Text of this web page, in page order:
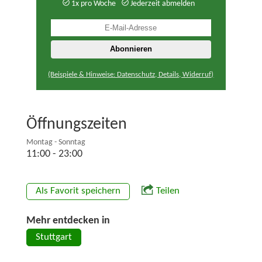
1x pro Woche
Jederzeit abmelden
(Beispiele & Hinweise: Datenschutz, Details, Widerruf)
Öffnungszeiten
Montag - Sonntag
11:00 - 23:00
Als Favorit speichern Teilen
Mehr entdecken in
Stuttgart